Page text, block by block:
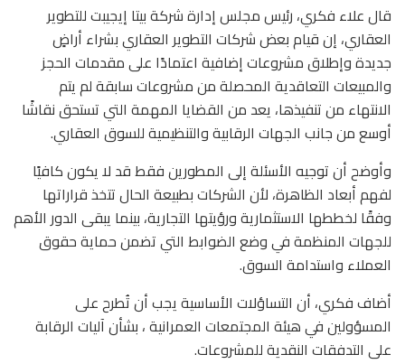
قال علاء فكري، رئيس مجلس إدارة شركة بيتا إيجيبت للتطوير
العقاري، إن قيام بعض شركات التطوير العقاري بشراء أراضٍ
جديدة وإطلاق مشروعات إضافية اعتمادًا على مقدمات الحجز
والمبيعات التعاقدية المحصلة من مشروعات سابقة لم يتم
الانتهاء من تنفيذها، يعد من القضايا المهمة التي تستحق نقاشًا
أوسع من جانب الجهات الرقابية والتنظيمية للسوق العقاري.
وأوضح أن توجيه الأسئلة إلى المطورين فقط قد لا يكون كافيًا
لفهم أبعاد الظاهرة، لأن الشركات بطبيعة الحال تتخذ قراراتها
وفقًا لخططها الاستثمارية ورؤيتها التجارية، بينما يبقى الدور الأهم
للجهات المنظمة في وضع الضوابط التي تضمن حماية حقوق
العملاء واستدامة السوق.
أضاف فكري، أن التساؤلات الأساسية يجب أن تُطرح على
المسؤولين في هيئة المجتمعات العمرانية ، بشأن آليات الرقابة
على التدفقات النقدية للمشروعات.